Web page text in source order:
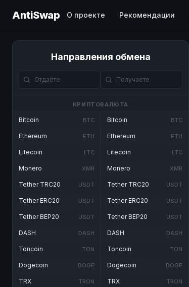
AntiSwap О проекте Рекомендации
Направления обмена
КРИПТОВАЛЮТА
Bitcoin BTC
Ethereum ETH
Litecoin LTC
Monero XMR
Tether TRC20 USDT
Tether ERC20 USDT
Tether BEP20 USDT
DASH DASH
Toncoin TON
Dogecoin DOGE
TRX TRON
Bitcoin BTC
Ethereum ETH
Litecoin LTC
Monero XMR
Tether TRC20 USDT
Tether ERC20 USDT
Tether BEP20 USDT
DASH DASH
Toncoin TON
Dogecoin DOGE
TRX TRON